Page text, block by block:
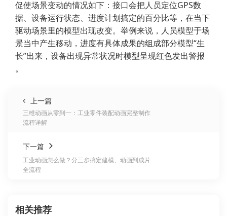
促使场景变动的情况如下：接口会把人员定位GPS数
据、设备运行状态、进度计划搞定的百分比等，在当下
驱动场景里的模型出现改变。举例来说，人员模型于场
景当中产生移动，进度有具体成果的组成部分模型“生
长”出来，设备出现异常状况时模型呈现红色发出警报
。
上一篇
三维动画从零到一：工业零件装配动画完整制作
流程详解
下一篇
工业动画怎么做？分三步搞定建模、动画到成片
全流程
相关推荐